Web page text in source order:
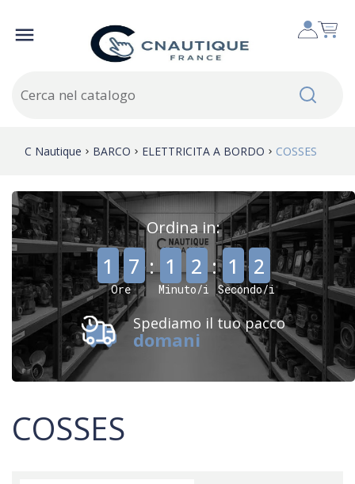

C Nautique BARCO ELETTRICITA A BORDO COSSES
Ordina in:
1 7 :
Ore
1 2 :
Minuto/i
, 1 2
Secondo/i
Spediamo il tuo pacco
domani
COSSES